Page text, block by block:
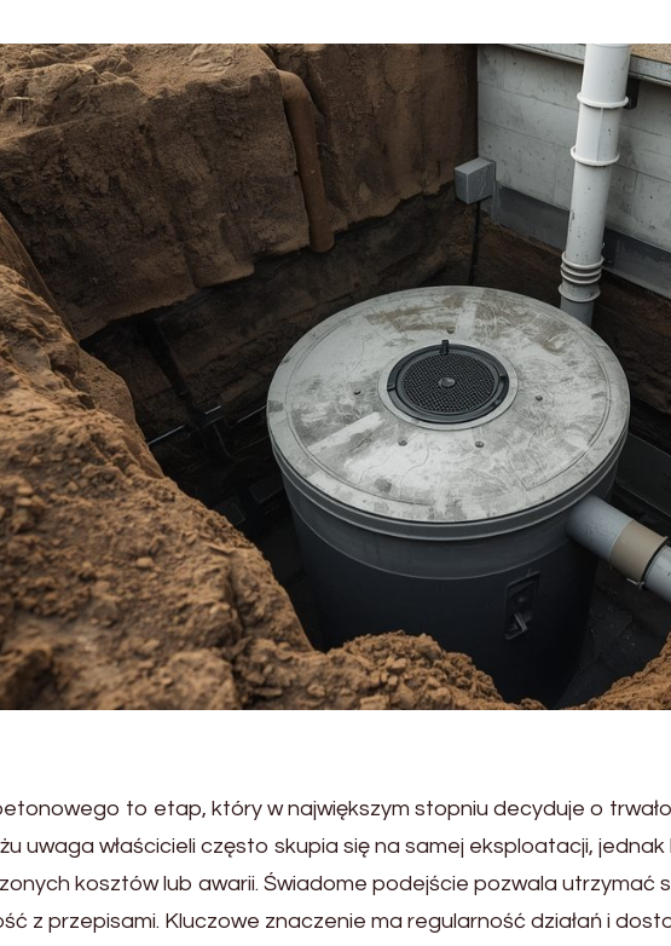
to etap, który w największym stopniu decyduje o
uwaga właścicieli często skupia się na samej eksploatacji,
kosztów lub awarii. Świadome podejście pozwala utrzymać
z przepisami. Kluczowe znaczenie ma regularność działań i